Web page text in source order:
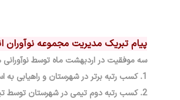
پیام تبریک مدیریت مجموعه نوآوران
سه موفقیت در اردبهشت ماه توسط
1. کسب رتبه برتر در شهرستان و راهیابی به استان در طرح جابر توسط دانش آموز خلاق ابولفضل زارع برای طرح ساخت کواد کوپتر
2. کسب رتبه دوم تیمی در شهرستان توسط